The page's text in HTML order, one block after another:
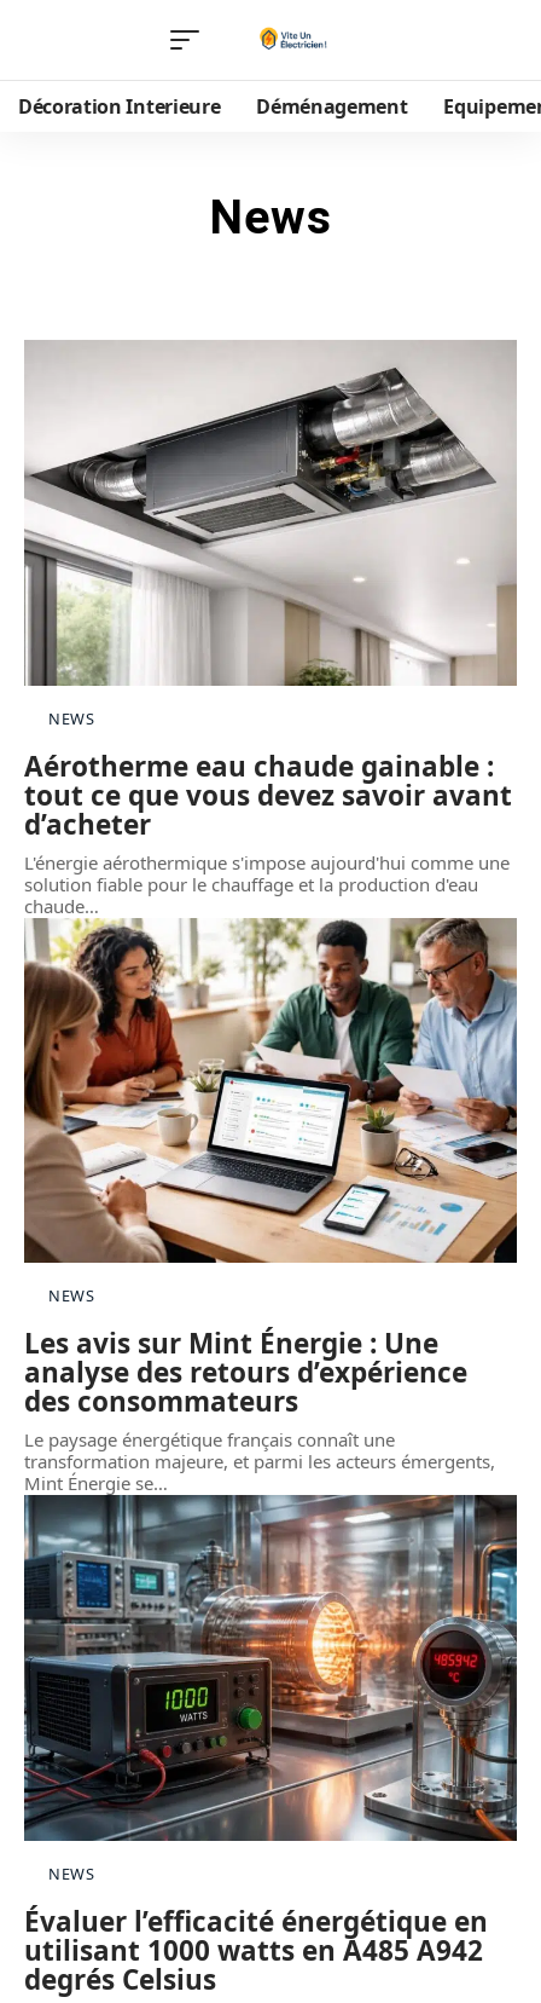
Décoration Interieure Déménagement
News
NEWS
Aérotherme eau chaude gainable :
tout ce que vous devez savoir avant
d’acheter
L'énergie aérothermique s'impose aujourd'hui comme une
solution fiable pour le chauffage et la production d'eau
chaude…
NEWS
Les avis sur Mint Énergie : Une
analyse des retours d’expérience
des consommateurs
Le paysage énergétique français connaît une
transformation majeure, et parmi les acteurs émergents,
Mint Énergie se…
NEWS
Évaluer l’efficacité énergétique en
utilisant 1000 watts en A485 A942
degrés Celsius